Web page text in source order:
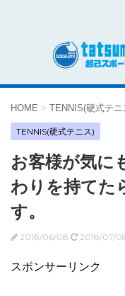
HOME > TENNIS(硬式テニ
TENNIS(硬式テニス)
お客様が気に
わりを持てた
す。
2018/06/08 2018/07/
スポンサーリンク